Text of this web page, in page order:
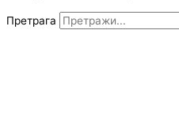
Претрага